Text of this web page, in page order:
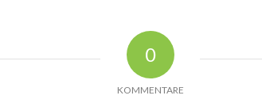
0
KOMMENTARE